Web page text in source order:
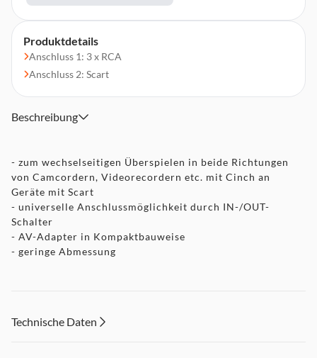
Produktdetails
Anschluss 1: 3 x RCA
Anschluss 2: Scart
Beschreibung
- zum wechselseitigen Überspielen in beide Richtungen
von Camcordern, Videorecordern etc. mit Cinch an
Geräte mit Scart
- universelle Anschlussmöglichkeit durch IN-/OUT-
Schalter
- AV-Adapter in Kompaktbauweise
- geringe Abmessung
Technische Daten